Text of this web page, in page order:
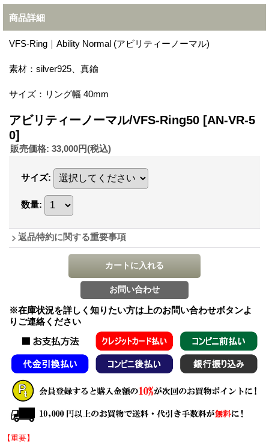
商品詳細
VFS-Ring｜Ability Normal (アビリティーノーマル)
素材：silver925、真鍮
サイズ：リング幅 40mm
アビリティーノーマル/VFS-Ring50 [AN-VR-5
0]
販売価格: 33,000円(税込)
サイズ:
数量:
返品特約に関する重要事項
※在庫状況を詳しく知りたい方は上のお問い合わせボタンよ
りご連絡ください
【重要】